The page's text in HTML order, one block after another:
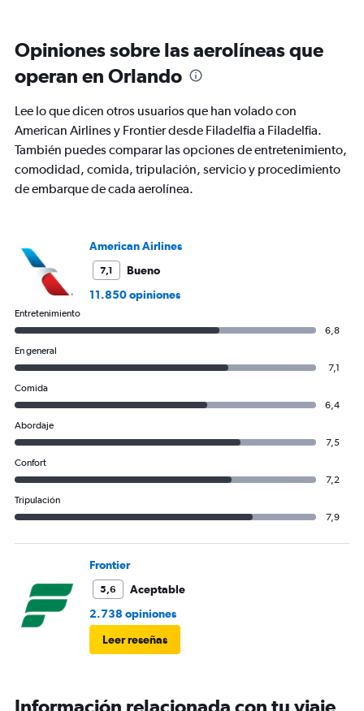
6
The
has
2
axes
displaying
Avg.
of
flights.
Opiniones sobre las aerolíneas que
operan en Orlando
Lee lo que dicen otros usuarios que han volado con
American Airlines y Frontier desde Filadelfia a Filadelfia.
También puedes comparar las opciones de entretenimiento,
comodidad, comida, tripulación, servicio y procedimiento
de embarque de cada aerolínea.
American Airlines
7,1
Bueno
11.850 opiniones
Entretenimiento
6,8
En general
7,1
Comida
6,4
Abordaje
7,5
Confort
7,2
Tripulación
7,9
Frontier
5,6
Aceptable
2.738 opiniones
Leer reseñas
Información relacionada con tu viaje